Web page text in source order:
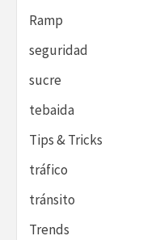
Ramp
seguridad
sucre
tebaida
Tips & Tricks
tráfico
tránsito
Trends